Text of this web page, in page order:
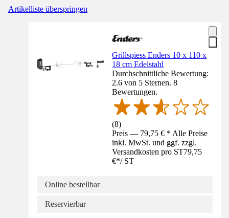
Artikelliste überspringen
Grillspiess Enders 10 x 110 x
18 cm Edelstahl
Durchschnittliche Bewertung:
2.6 von 5 Sternen. 8
Bewertungen.
(8)
Preis — 79,75 € * Alle Preise
inkl. MwSt. und ggf. zzgl.
Versandkosten pro ST79,75
€*/ ST
Online bestellbar
Reservierbar